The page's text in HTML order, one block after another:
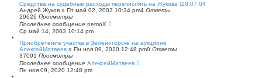
ы
й
п
о
и
с
к
Средства на судебные расходы перечислять на Жукова (28.07.04
Андрей Жуков » Пт май 02, 2003 10:34 pm4 Ответы
29626 Просмотры
Последнее сообщение nemoX
Ср май 14, 2003 10:14 pm
Приобретение участка в Зеленогорске на аукционе
АлексейМатвеев » Пн ноя 09, 2020 12:48 pm0 Ответы
37091 Просмотры
Последнее сообщение АлексейМатвеев
Пн ноя 09, 2020 12:48 pm